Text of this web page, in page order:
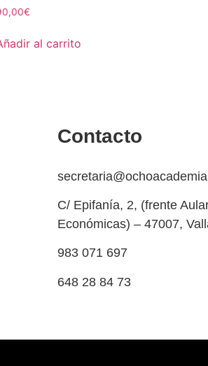
€
al carrito
Contacto
C/ Epifanía, 2, (frente
Económicas) – 47007,
983 071 697
648 28 84 73